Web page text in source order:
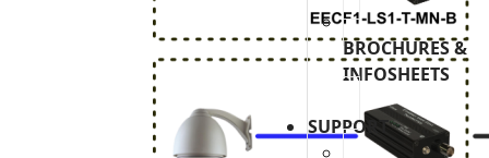
BROCHURES &
INFOSHEETS
SUPPORT